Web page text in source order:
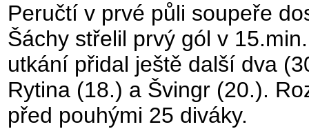
Peručtí v prvé půli soupeře
Šáchy střelil prvý gól v
utkání přidal ještě další dva
Rytina (18.) a Švingr (20.).
před pouhými 25 diváky.